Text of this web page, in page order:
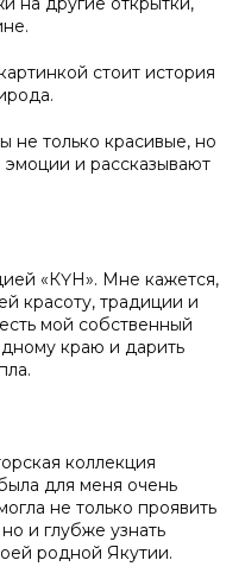
стоит история
не только красивые, но
и рассказывают
«КҮН». Мне кажется,
красоту, традиции и
мой собственный
краю и дарить
коллекция
для меня очень
не только проявить
и глубже узнать
родной Якутии.